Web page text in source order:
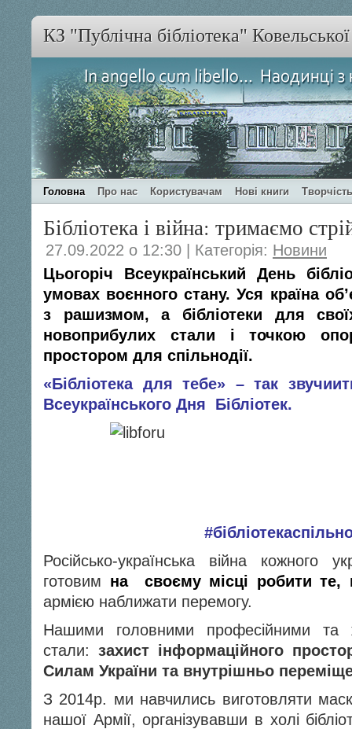
КЗ "Публічна бібліотека"
Головна Про нас Користувачам Нові книги
Бібліотека і війна: тримаємо
27.09.2022 о 12:30 | Категорія: Новини
Цьогоріч Всеукраїнський День
умовах воєнного стану. Уся країна
з рашизмом, а бібліотеки для
новоприбулих стали і точкою
простором для спільнодії.
«Бібліотека для тебе» – так
Всеукраїнського Дня Бібліотек.
Російсько-українська війна кожного
готовим на своєму місці робити те,
армією наближати перемогу.
Нашими головними професійними та
стали: захист інформаційного
Силам України та внутрішньо
З 2014р. ми навчились виготовляти
нашої Армії, організувавши в холі